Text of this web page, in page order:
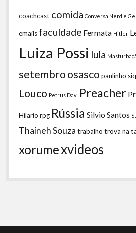
coachcast comida Conversa Nerd e
emails faculdade Fermata Hitler
Luiza Possi lula
setembroosasco paulinho
Louco Petrus Davi Preacher
Hilario rpg Rússia Silvio Santos
Thaineh Souza trabalho trova na
xorumexvideos